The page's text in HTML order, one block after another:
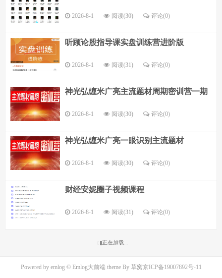
2026-8-1 阅读(30) 评论(0)
听顾论股指导课实盘训练营进阶版
2026-8-1 阅读(31) 评论(0)
神光弘缠米广亮主流题材周期密训营一期
2026-8-1 阅读(30) 评论(0)
神光弘缠米广亮一眼识别主流题材
2026-8-1 阅读(30) 评论(0)
财经安妮圈子视频课程
2026-8-1 阅读(31) 评论(0)
正在加载...
Powered by emlog© Emlog大前端 theme By 草窝京ICP备19007892号-11